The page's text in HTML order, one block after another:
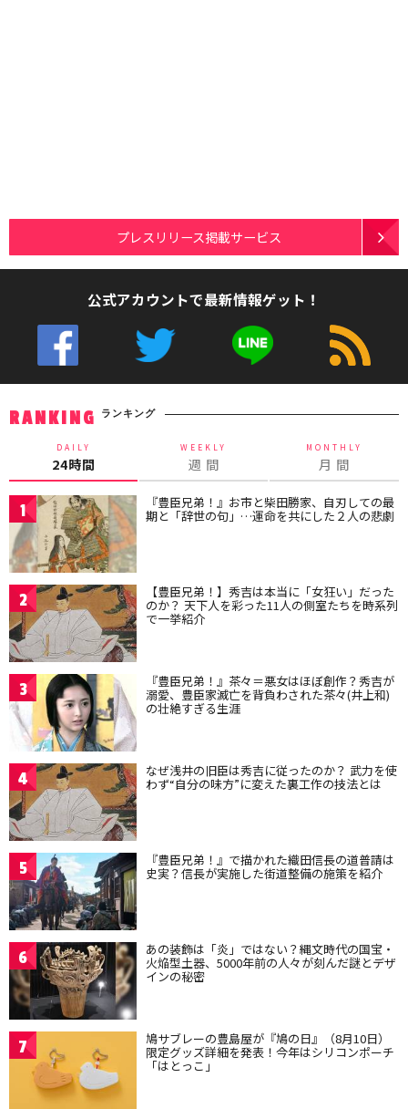
プレスリリース掲載サービス
公式アカウントで最新情報ゲット！
RANKING ランキング
DAILY
24時間
WEEKLY
週 間
MONTHLY
月 間
1 『豊臣兄弟！』お市と柴田勝家、自刃しての最
期と「辞世の句」…運命を共にした２人の悲劇
2 【豊臣兄弟！】秀吉は本当に「女狂い」だった
のか？ 天下人を彩った11人の側室たちを時系列
で一挙紹介
3 『豊臣兄弟！』茶々＝悪女はほぼ創作？秀吉が
溺愛、豊臣家滅亡を背負わされた茶々(井上和)
の壮絶すぎる生涯
4 なぜ浅井の旧臣は秀吉に従ったのか？ 武力を使
わず“自分の味方”に変えた裏工作の技法とは
5 『豊臣兄弟！』で描かれた織田信長の道普請は
史実？信長が実施した街道整備の施策を紹介
6 あの装飾は「炎」ではない？縄文時代の国宝・
火焔型土器、5000年前の人々が刻んだ謎とデザ
インの秘密
7 鳩サブレーの豊島屋が『鳩の日』（8月10日）
限定グッズ詳細を発表！今年はシリコンポーチ
「はとっこ」